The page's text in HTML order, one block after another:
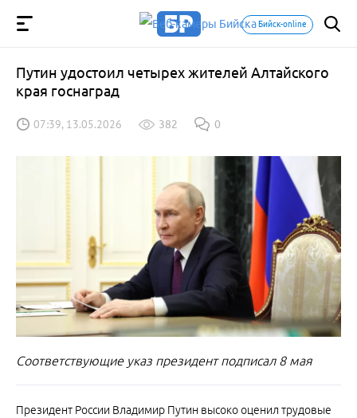
Бийск-online
Путин удостоил четырех жителей Алтайского
края госнаград
07:39, 13.05.2026 382 0
Соответствующие указ президент подписал 8 мая
Президент России Владимир Путин высоко оценил трудовые